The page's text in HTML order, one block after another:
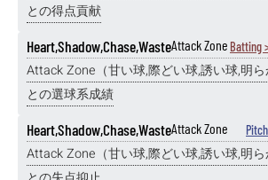
との得点貢献
Heart,Shadow,Chase,WasteAttack Zone Batting
Attack Zone（甘い球,際どい球,誘い球,明
との選球系成績
Heart,Shadow,Chase,WasteAttack Zone
Attack Zone（甘い球,際どい球,誘い球,明